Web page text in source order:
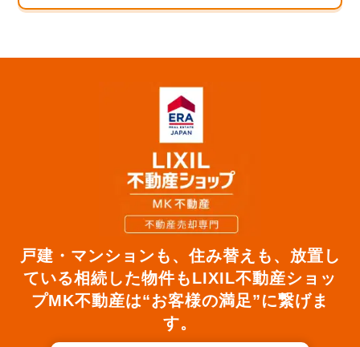
戸建・マンションも、住み替えも、放置し
ている相続した物件もLIXIL不動産ショッ
プMK不動産は“お客様の満足”に繋げま
す。